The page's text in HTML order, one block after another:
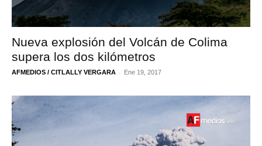
Nueva explosión del Volcán de Colima
supera los dos kilómetros
AFMEDIOS / CITLALLY VERGARA - Ene 19, 2017